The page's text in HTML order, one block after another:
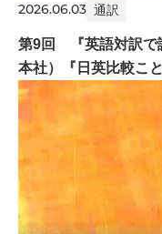
2026.06.03 通訳
第9回 『英語対訳で
本社）『日英比較こ